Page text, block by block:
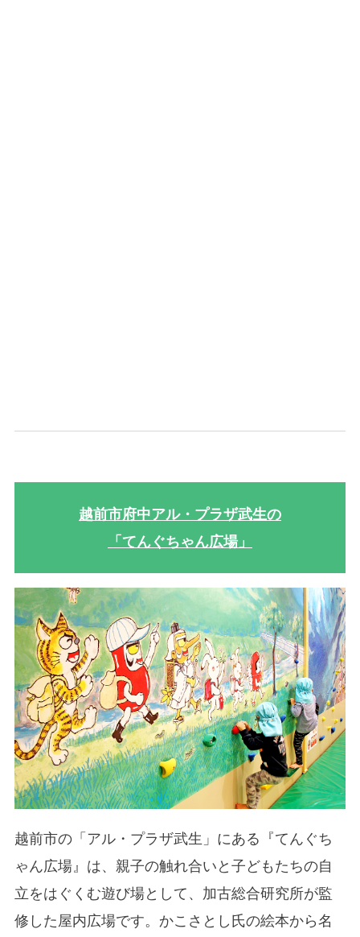
越前市府中アル・プラザ武生の
「てんぐちゃん広場」
越前市の「アル・プラザ武生」にある『てんぐち
ゃん広場』は、親子の触れ合いと子どもたちの自
立をはぐくむ遊び場として、加古総合研究所が監
修した屋内広場です。かこさとし氏の絵本から名